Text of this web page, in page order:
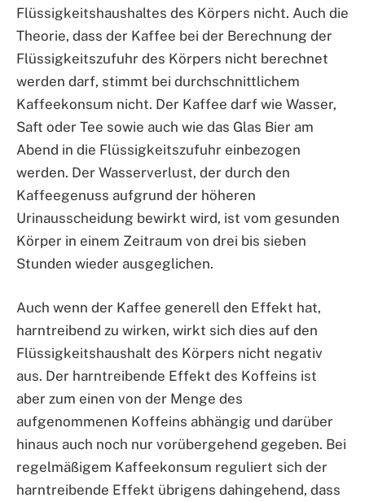
Flüssigkeitshaushaltes des Körpers nicht. Auch die
Theorie, dass der Kaffee bei der Berechnung der
Flüssigkeitszufuhr des Körpers nicht berechnet
werden darf, stimmt bei durchschnittlichem
Kaffeekonsum nicht. Der Kaffee darf wie Wasser,
Saft oder Tee sowie auch wie das Glas Bier am
Abend in die Flüssigkeitszufuhr einbezogen
werden. Der Wasserverlust, der durch den
Kaffeegenuss aufgrund der höheren
Urinausscheidung bewirkt wird, ist vom gesunden
Körper in einem Zeitraum von drei bis sieben
Stunden wieder ausgeglichen.
Auch wenn der Kaffee generell den Effekt hat,
harntreibend zu wirken, wirkt sich dies auf den
Flüssigkeitshaushalt des Körpers nicht negativ
aus. Der harntreibende Effekt des Koffeins ist
aber zum einen von der Menge des
aufgenommenen Koffeins abhängig und darüber
hinaus auch noch nur vorübergehend gegeben. Bei
regelmäßigem Kaffeekonsum reguliert sich der
harntreibende Effekt übrigens dahingehend, dass